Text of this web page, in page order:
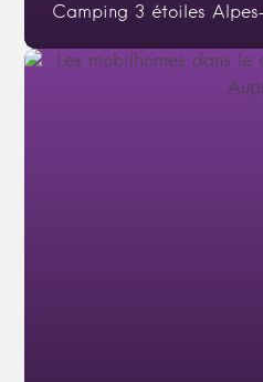
Camping 3 étoiles